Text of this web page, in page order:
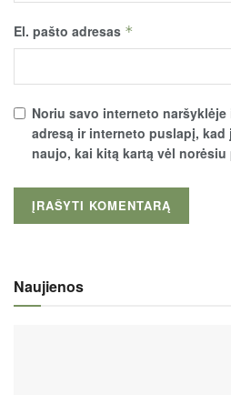
El. pašto adresas *
Noriu savo interneto
adresą ir interneto puslapį,
naujo, kai kitą kartą vėl norėsiu
Naujienos